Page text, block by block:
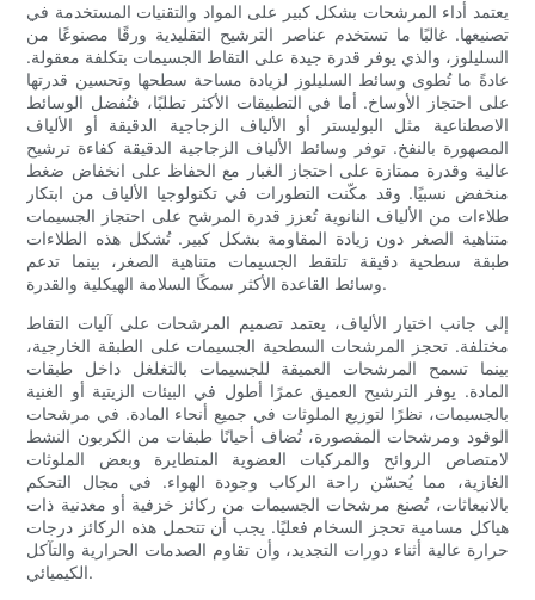
يعتمد أداء المرشحات بشكل كبير على المواد والتقنيات المستخدمة في
تصنيعها. غالبًا ما تستخدم عناصر الترشيح التقليدية ورقًا مصنوعًا من
السليلوز، والذي يوفر قدرة جيدة على التقاط الجسيمات بتكلفة معقولة.
عادةً ما تُطوى وسائط السليلوز لزيادة مساحة سطحها وتحسين قدرتها
على احتجاز الأوساخ. أما في التطبيقات الأكثر تطلبًا، فتُفضل الوسائط
الاصطناعية مثل البوليستر أو الألياف الزجاجية الدقيقة أو الألياف
المصهورة بالنفخ. توفر وسائط الألياف الزجاجية الدقيقة كفاءة ترشيح
عالية وقدرة ممتازة على احتجاز الغبار مع الحفاظ على انخفاض ضغط
منخفض نسبيًا. وقد مكّنت التطورات في تكنولوجيا الألياف من ابتكار
طلاءات من الألياف النانوية تُعزز قدرة المرشح على احتجاز الجسيمات
متناهية الصغر دون زيادة المقاومة بشكل كبير. تُشكل هذه الطلاءات
طبقة سطحية دقيقة تلتقط الجسيمات متناهية الصغر، بينما تدعم
وسائط القاعدة الأكثر سمكًا السلامة الهيكلية والقدرة.
إلى جانب اختيار الألياف، يعتمد تصميم المرشحات على آليات التقاط
مختلفة. تحجز المرشحات السطحية الجسيمات على الطبقة الخارجية،
بينما تسمح المرشحات العميقة للجسيمات بالتغلغل داخل طبقات
المادة. يوفر الترشيح العميق عمرًا أطول في البيئات الزيتية أو الغنية
بالجسيمات، نظرًا لتوزيع الملوثات في جميع أنحاء المادة. في مرشحات
الوقود ومرشحات المقصورة، تُضاف أحيانًا طبقات من الكربون النشط
لامتصاص الروائح والمركبات العضوية المتطايرة وبعض الملوثات
الغازية، مما يُحسّن راحة الركاب وجودة الهواء. في مجال التحكم
بالانبعاثات، تُصنع مرشحات الجسيمات من ركائز خزفية أو معدنية ذات
هياكل مسامية تحجز السخام فعليًا. يجب أن تتحمل هذه الركائز درجات
حرارة عالية أثناء دورات التجديد، وأن تقاوم الصدمات الحرارية والتآكل
الكيميائي.